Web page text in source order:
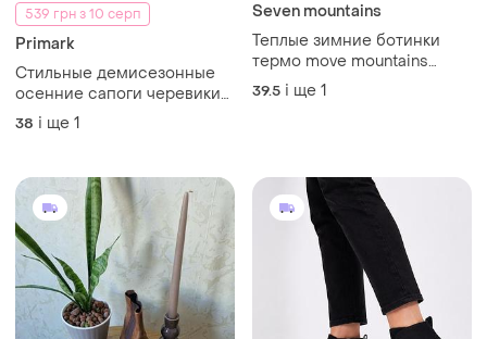
539 грн з 10 серп
Primark
Стильные демисезонные
осенние сапоги черевики
ботинки чоботи челси
primark 38p
38 і ще 1
Seven mountains
Теплые зимние ботинки
термо move mountains
(протекс), р. 40, стелька 26
см
39.5 і ще 1